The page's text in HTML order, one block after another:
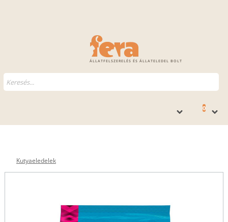
ÁLLATFELSZERELÉS ÉS ÁLLATELEDEL BOLT
0
Kutyaeledelek